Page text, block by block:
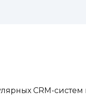
CRM-